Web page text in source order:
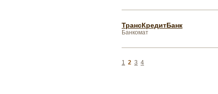
ТрансКредитБанк
Банкомат
1 2 3 4